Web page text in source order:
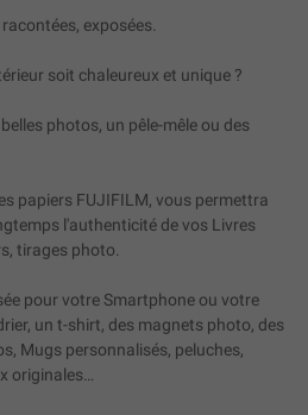
exposées.
soit chaleureux et unique ?
photos, un pêle-mêle ou des
papiers FUJIFILM, vous permettra
l'authenticité de vos Livres
tirages photo.
pour votre Smartphone ou votre
un t-shirt, des magnets photo, des
Mugs personnalisés, peluches,
originales…